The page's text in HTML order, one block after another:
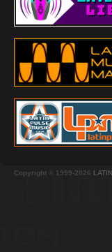
Copyright © 1999-2026